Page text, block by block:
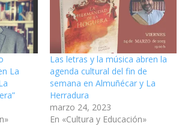
La
Las letras y la música abren la
agenda cultural del fin de
semana en Almuñécar y La
Herradura
marzo 24, 2023
En «Cultura y Educación»